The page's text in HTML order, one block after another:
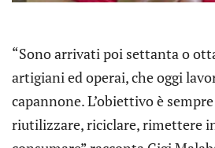
“Sono arrivati poi settanta o
artigiani ed operai, che oggi
capannone. L’obiettivo è
riutilizzare, riciclare, rimettere